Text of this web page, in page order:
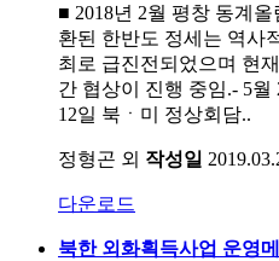
■ 2018년 2월 평창 동계
환된 한반도 정세는 역사
최로 급진전되었으며 현
간 협상이 진행 중임.- 5월
12일 북ㆍ미 정상회담..
정형곤 외 작성일
다운로드
북한 외화획득사업 운영